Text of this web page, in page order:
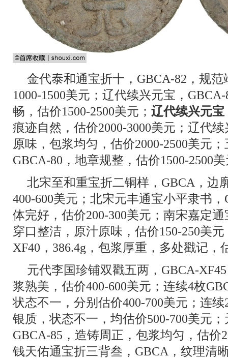
金代泰和通宝折十，GBCA-82，规
1000-1500美元；辽代续兴元宝，
畅，估价1500-2500美元； 辽代续兴元宝
痕迹自然，估价2000-3000美元；辽代
原味，包浆均匀，估价2000-2500美元
GBCA-80，地章规整，估价1500-2500
北宋至和重宝折二铜样，GBCA，边
400-600美元；北宋元丰通宝小平隶书
体完好，估价200-300美元；南宋嘉定
穿口整洁，原汁原味，估价150-250美
XF40，386.4g，包浆厚重，多处戳记，
元代李国珍铺双戳五两，GBCA-
浆熟美，估价400-600美元；连续4枚
状态不一，分别估价400-700美元；连
银质，状态不一，均估价500-700美元
GBCA-85，造铸周正，包浆均匀，估价
钱天佑通宝折三背叁，GBCA，纹理清